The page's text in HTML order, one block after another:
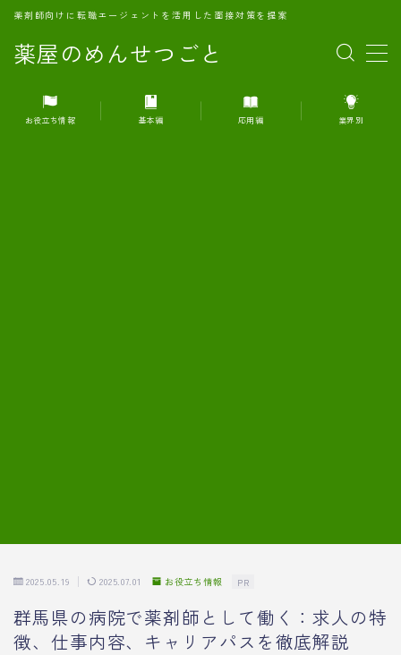
薬屋のめんせつごと
薬剤師向けに転職エージェントを活用した面接対策を提案
MENU
1.転職エージェントとは何か？
お役立ち情報 基本編 応用編 業界別
2025.05.19 2025.07.01 お役立ち情報 PR
群馬県の病院で薬剤師として働く：求人の特
徴、仕事内容、キャリアパスを徹底解説